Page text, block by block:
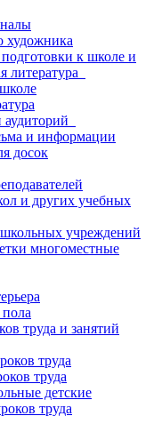
к школе и
литература
аудиторий
и информации
досок
и других учебных
учреждений
многоместные
труда и занятий
труда
труда
детские
труда